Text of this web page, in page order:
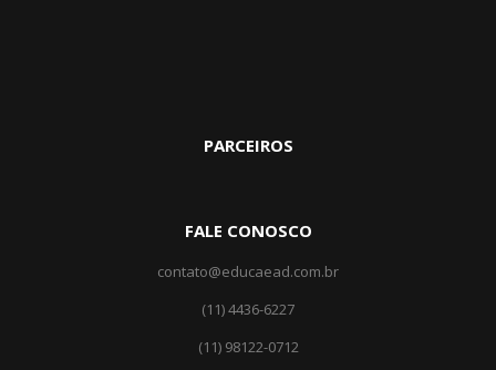
PARCEIROS
FALE CONOSCO
contato@educaead.com.br
(11) 4436-6227
(11) ‎98122-0712